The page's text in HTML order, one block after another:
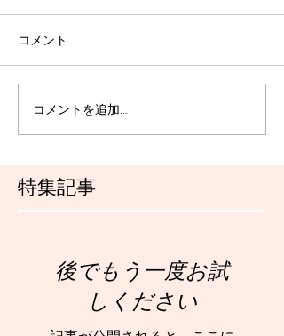
特集記事
コメント
コメントを追加…
後でもう一度お試
しください